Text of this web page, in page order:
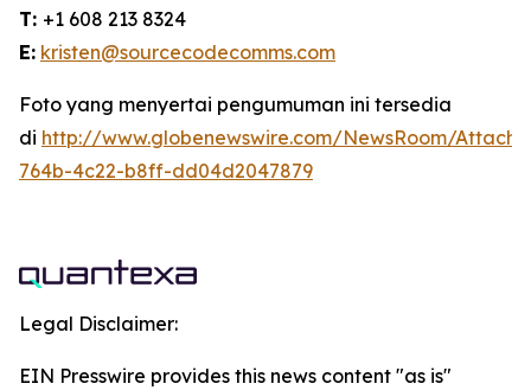
T: +1 608 213 8324
E: kristen@sourcecodecomms.com
Foto yang menyertai pengumuman ini tersedia
di http://www.globenewswire.com/NewsRoom/
764b-4c22-b8ff-dd04d2047879
Legal Disclaimer:
EIN Presswire provides this news content "as is"